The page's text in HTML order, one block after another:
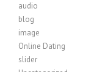
audio
blog
image
Online Dating
slider